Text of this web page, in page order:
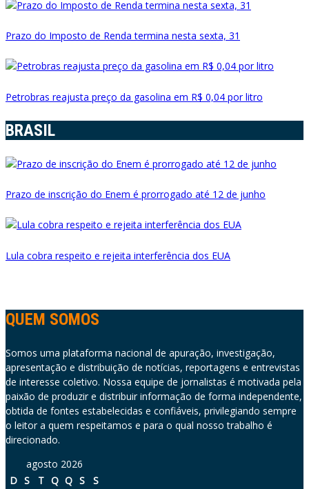
Prazo do Imposto de Renda termina nesta sexta, 31
Petrobras reajusta preço da gasolina em R$ 0,04 por litro
BRASIL
Prazo de inscrição do Enem é prorrogado até 12 de junho
Lula cobra respeito e rejeita interferência dos EUA
QUEM SOMOS
Somos uma plataforma nacional de apuração, investigação,
apresentação e distribuição de notícias, reportagens e entrevistas
de interesse coletivo. Nossa equipe de jornalistas é motivada pela
paixão de produzir e distribuir informação de forma independente,
obtida de fontes estabelecidas e confiáveis, privilegiando sempre
o leitor a quem respeitamos e para o qual nosso trabalho é
direcionado.
agosto 2026
D S T Q Q S S